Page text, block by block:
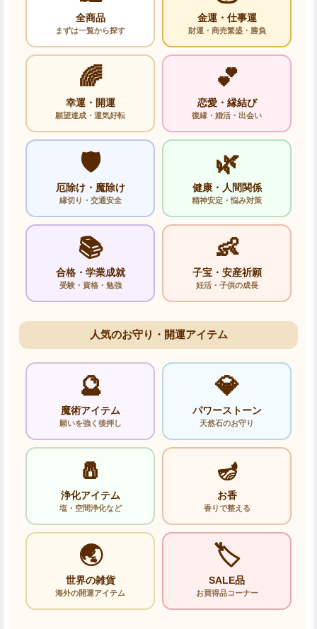
全商品
まずは一覧から探す
金運・仕事運
財運・商売繁盛・勝負
🌈
幸運・開運
願望達成・運気好転
💕
恋愛・縁結び
復縁・婚活・出会い
🛡️
厄除け・魔除け
縁切り・交通安全
🌿
健康・人間関係
精神安定・悩み対策
📚
合格・学業成就
受験・資格・勉強
👶
子宝・安産祈願
妊活・子供の成長
人気のお守り・開運アイテム
🔮
魔術アイテム
願いを強く後押し
💎
パワーストーン
天然石のお守り
🧂
浄化アイテム
塩・空間浄化など
🪔
お香
香りで整える
🌏
世界の雑貨
海外の開運アイテム
🏷️
SALE品
お買得品コーナー